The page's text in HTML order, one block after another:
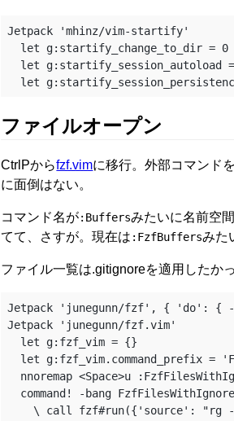
Jetpack 'mhinz/vim-startify'
ファイルオープン
CtrlPからfzf.vimに移行。外部コマンド
に面倒はない。
コマンド名が:Buffersみたいに名前空
てて、さすが。現在は :FzfBuffersみた
ファイル一覧は.gitignoreを適用したか
Jetpack 'junegunn/fzf', { 'do':
Jetpack 'junegunn/fzf.vim'